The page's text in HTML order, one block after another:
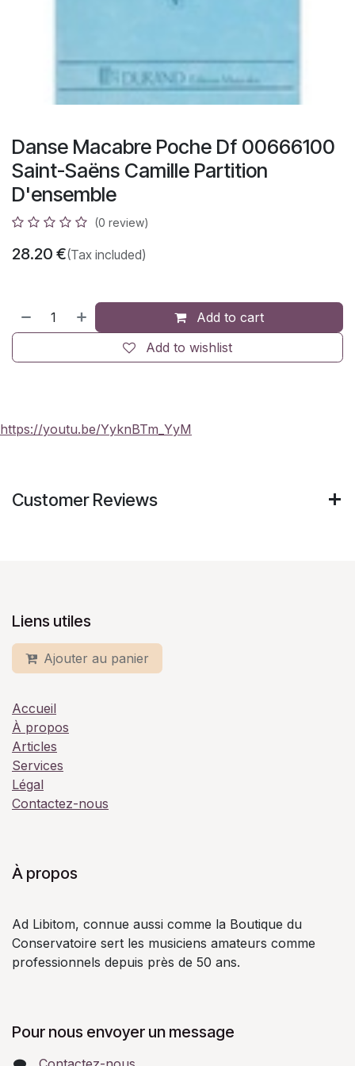
Danse Macabre Poche Df 00666100
Saint-Saëns Camille Partition
D'ensemble
(0 review)
28.20 €(Tax included)
Add to cart
Add to wishlist
https://youtu.be/YyknBTm_YyM
Customer Reviews
Liens utiles
Ajouter au panier
Accueil
À propos
Articles
Services
Légal
Contactez-nous
À propos
Ad Libitom, connue aussi comme la Boutique du
Conservatoire sert les musiciens amateurs comme
professionnels depuis près de 50 ans.
Pour nous envoyer un message